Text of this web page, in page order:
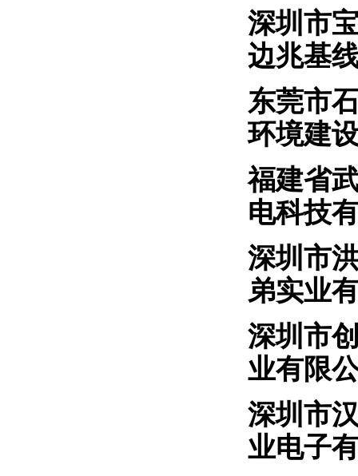
深圳市
边兆基
东莞
环境建
福建省
电科技
深圳
弟实业
深圳市
业有限
深圳市
业电子